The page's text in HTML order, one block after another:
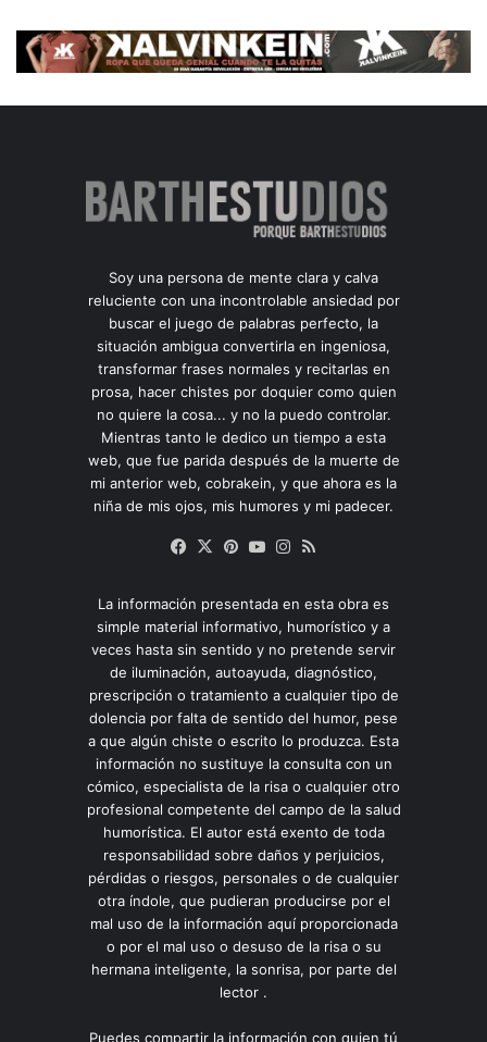
Soy una persona de mente clara y calva
reluciente con una incontrolable ansiedad por
buscar el juego de palabras perfecto, la
situación ambigua convertirla en ingeniosa,
transformar frases normales y recitarlas en
prosa, hacer chistes por doquier como quien
no quiere la cosa... y no la puedo controlar.
Mientras tanto le dedico un tiempo a esta
web, que fue parida después de la muerte de
mi anterior web, cobrakein, y que ahora es la
niña de mis ojos, mis humores y mi padecer.
Facebook
X Pinterest
YouTubeInstagram
La información presentada en esta obra es
simple material informativo, humorístico y a
veces hasta sin sentido y no pretende servir
de iluminación, autoayuda, diagnóstico,
prescripción o tratamiento a cualquier tipo de
dolencia por falta de sentido del humor, pese
a que algún chiste o escrito lo produzca. Esta
información no sustituye la consulta con un
cómico, especialista de la risa o cualquier otro
profesional competente del campo de la salud
humorística. El autor está exento de toda
responsabilidad sobre daños y perjuicios,
pérdidas o riesgos, personales o de cualquier
otra índole, que pudieran producirse por el
mal uso de la información aquí proporcionada
o por el mal uso o desuso de la risa o su
hermana inteligente, la sonrisa, por parte del
lector .
Puedes compartir la información con quien tú